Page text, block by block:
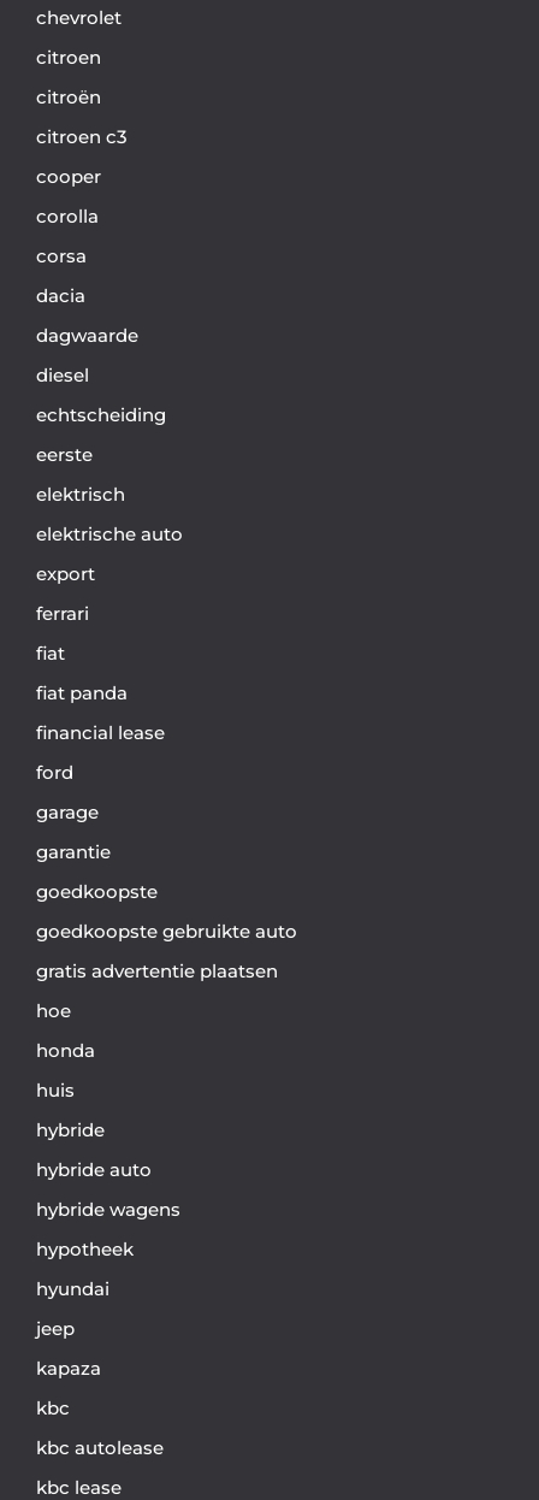
chevrolet
citroen
citroën
citroen c3
cooper
corolla
corsa
dacia
dagwaarde
diesel
echtscheiding
eerste
elektrisch
elektrische auto
export
ferrari
fiat
fiat panda
financial lease
ford
garage
garantie
goedkoopste
goedkoopste gebruikte auto
gratis advertentie plaatsen
hoe
honda
huis
hybride
hybride auto
hybride wagens
hypotheek
hyundai
jeep
kapaza
kbc
kbc autolease
kbc lease